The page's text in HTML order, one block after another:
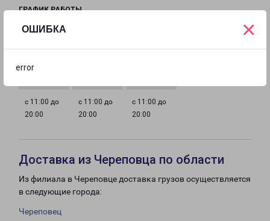
ОШИБКА
error
×
ГРАФИК РАБОТЫ
с 11:00 до
с 11:00 до
с 11:00 до
с 11:00 до
с 11:00 до
20:00
с 11:00 до
20:00
с 11:00 до
20:00
Доставка из Череповца по области
Из филиала в Череповце доставка грузов осуществляется
в следующие города:
Череповец